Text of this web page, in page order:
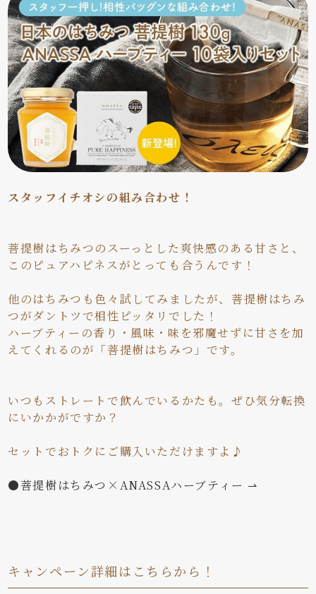
スタッフイチオシの組み合わせ！
菩提樹はちみつのスーっとした爽快感のある甘さと、
このピュアハピネスがとっても合うんです！
他のはちみつも色々試してみましたが、菩提樹はちみ
つがダントツで相性ピッタリでした！
ハーブティーの香り・風味・味を邪魔せずに甘さを加
えてくれるのが「菩提樹はちみつ」です。
いつもストレートで飲んでいるかたも。ぜひ気分転換
にいかかがですか？
セットでおトクにご購入いただけますよ♪
●菩提樹はちみつ×ANASSAハーブティー ⇀
キャンペーン詳細はこちらから！